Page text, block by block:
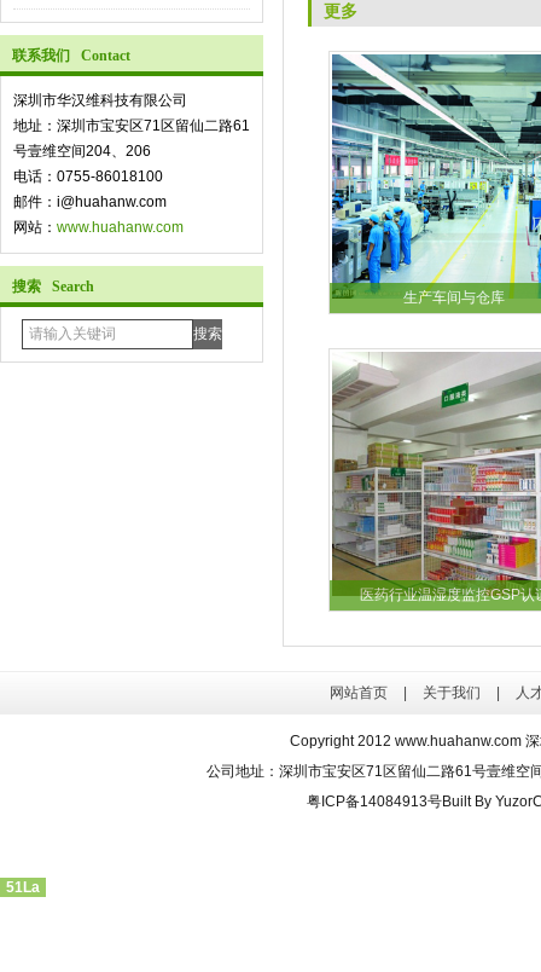
联系我们 Contact
深圳市华汉维科技有限公司
地址：深圳市宝安区71区留仙二路61
号壹维空间204、206
电话：0755-86018100
邮件：i@huahanw.com
网站： www.huahanw.com
搜索 Search
更多
生产车间与仓库
医药行业温湿度监控GSP认
网站首页 关于我们 人
Copyright 2012 www.huahanw.com深
公司地址：深圳市宝安区71区留仙二路61号壹维
粤ICP备14084913号Built By
51La